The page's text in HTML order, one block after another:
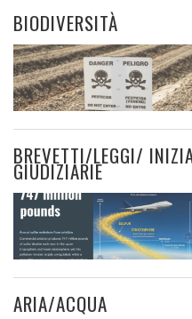
BIODIVERSITÀ
BREVETTI/LEGGI/
GIUDIZIARIE
ARIA/ACQUA